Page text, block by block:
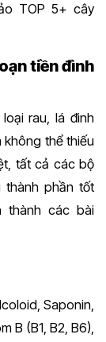
TOP 5+ cây
tiền đình
rau, lá đinh
không thể thiếu
tất cả các bộ
thành phần tốt
thành các bài
Saponin,
B (B1, B2, B6),